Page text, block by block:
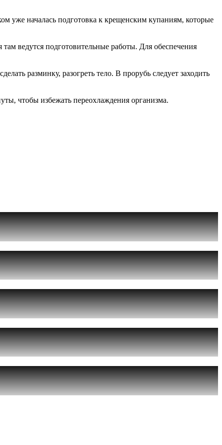
уже началась подготовка к крещенским купаниям, которые
ведутся подготовительные работы. Для обеспечения
разминку, разогреть тело. В прорубь следует заходить
чтобы избежать переохлаждения организма.